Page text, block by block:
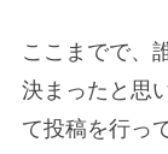
ここまでで、
決まったと思
て投稿を行っ